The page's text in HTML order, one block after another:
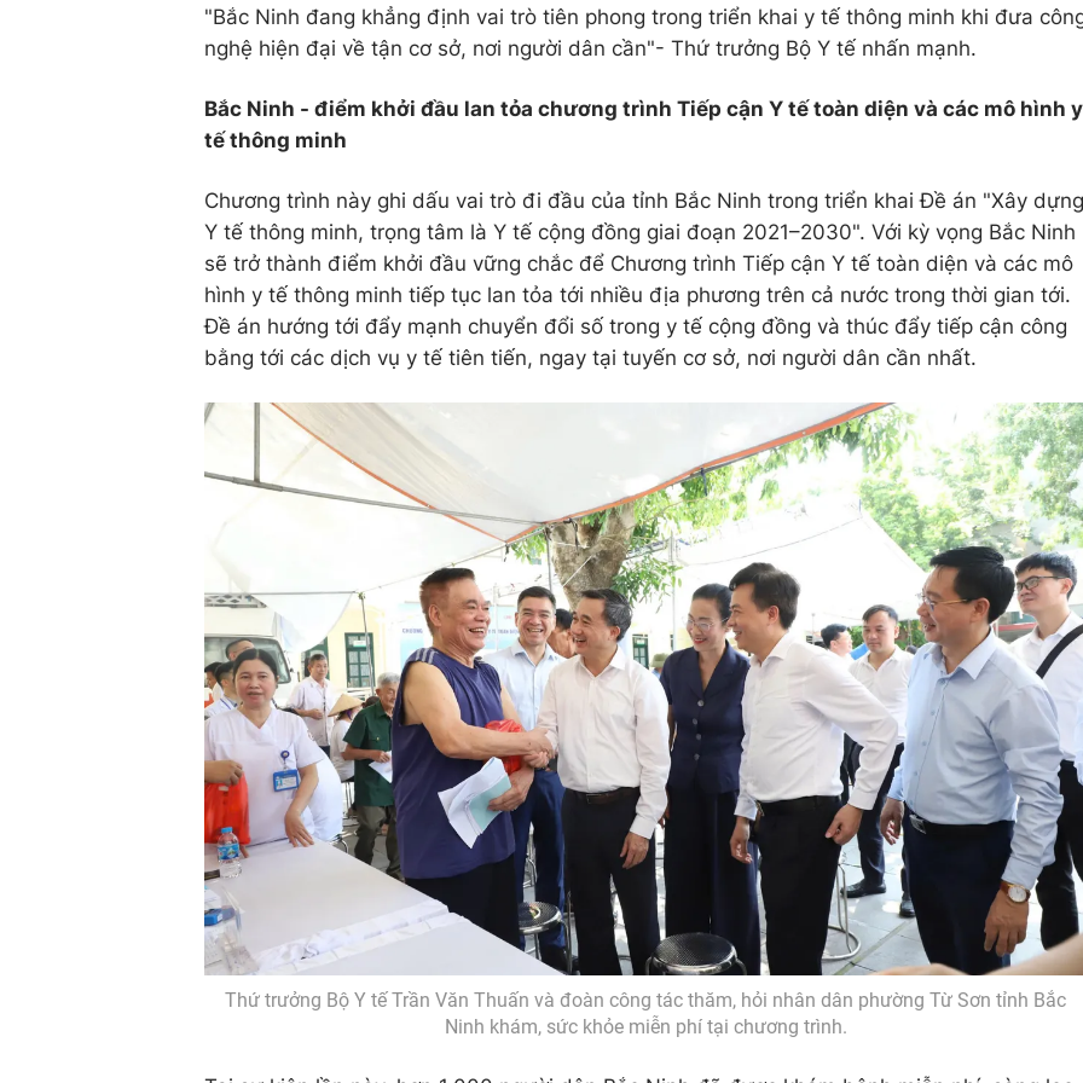
"Bắc Ninh đang khẳng định vai trò tiên phong trong triển khai y tế thông minh khi đưa
nghệ hiện đại về tận cơ sở, nơi người dân cần"- Thứ trưởng Bộ Y tế nhấn mạnh.
Bắc Ninh - điểm khởi đầu lan tỏa chương trình Tiếp cận Y tế toàn diện và các mô hình y
tế thông minh
Chương trình này ghi dấu vai trò đi đầu của tỉnh Bắc Ninh trong triển khai Đề án "Xây dựng
Y tế thông minh, trọng tâm là Y tế cộng đồng giai đoạn 2021–2030". Với kỳ vọng Bắc Ninh
sẽ trở thành điểm khởi đầu vững chắc để Chương trình Tiếp cận Y tế toàn diện và các mô
hình y tế thông minh tiếp tục lan tỏa tới nhiều địa phương trên cả nước trong thời gian tới.
Đề án hướng tới đẩy mạnh chuyển đổi số trong y tế cộng đồng và thúc đẩy tiếp cận công
bằng tới các dịch vụ y tế tiên tiến, ngay tại tuyến cơ sở, nơi người dân cần nhất.
Thứ trưởng Bộ Y tế Trần Văn Thuấn và đoàn công tác thăm, hỏi nhân dân phường Từ Sơn tỉnh Bắc
Ninh khám, sức khỏe miễn phí tại chương trình.